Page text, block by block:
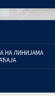
НА ЛИНИЈАМА